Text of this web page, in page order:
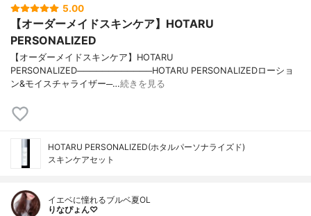
5.00
【オーダーメイドスキンケア】HOTARU
PERSONALIZED
【オーダーメイドスキンケア】HOTARU
PERSONALIZED────────────HOTARU PERSONALIZEDローショ
ン&モイスチャライザー─…続きを見る
HOTARU PERSONALIZED(ホタルパーソナライズド)
スキンケアセット
イエベに憧れるブルベ夏OL
りなぴょん♡